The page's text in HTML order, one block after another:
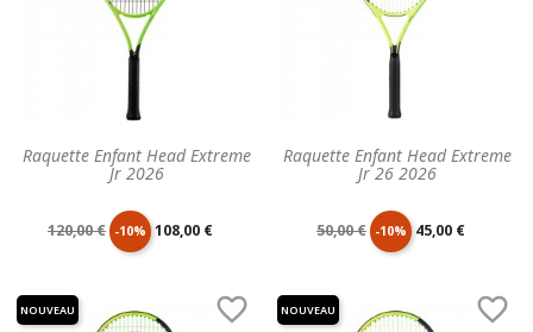
Raquette Enfant Head Extreme
Jr 2026
Prix
120,00 € -10% Prix
108,00 €
Raquette Enfant Head Extreme
Jr 26 2026
Prix
50,00 € -10% Prix
45,00 €

NOUVEAU 
NOUVEAU